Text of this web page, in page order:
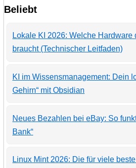
Beliebt
Lokale KI 2026: Welche Hardware
braucht (Technischer Leitfaden)
KI im Wissensmanagement: Dein
Gehirn“ mit Obsidian
Neues Bezahlen bei eBay: So
Bank“
Linux Mint 2026: Die für viele